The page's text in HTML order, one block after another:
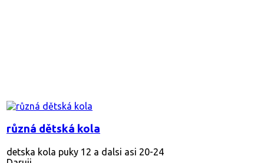
různá dětská kola
detska kola puky 12 a dalsi asi 20-24